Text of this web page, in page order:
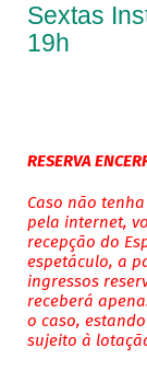
Sextas
19h
RESERVA
Caso não
pela internet,
recepção do
espetáculo, a
ingressos
receberá
o caso,
sujeito à